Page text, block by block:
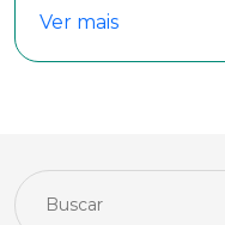
Ver mais
Cidade